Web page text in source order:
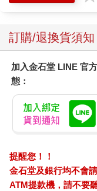
訂購/退換貨須知
加入金石堂 LINE 官
態：
提醒您！！
金石堂及銀行均不會
ATM提款機，請不要